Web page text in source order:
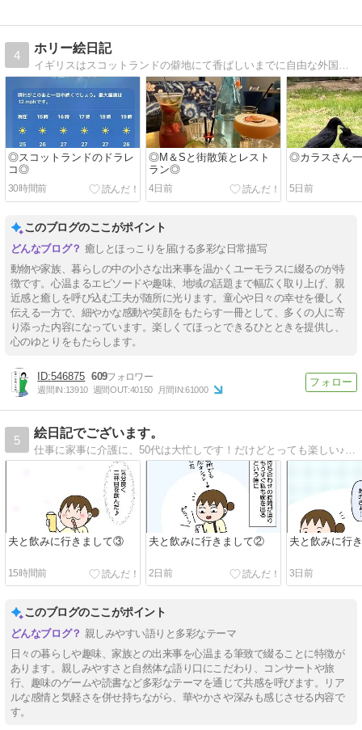
4
ホリー絵日記
◎スコットランドのドラレ
コ◎
30時間前
◎M＆Sと街散策とレスト
ラン◎
4日前
◎カラスさん
5日前
このブログのここがポイント
癒しとほっこりを届ける多彩な日常描写
動物や家族、暮らしの中の小さな出来事を温かくユーモラスに綴るのが特
徴です。心温まるエピソードや趣味、地域の話題まで幅広く取り上げ、親
近感と癒しを呼び込む工夫が随所に光ります。童心や日々の幸せを優しく
伝える一方で、細やかな感動や笑顔をもたらす一冊として、多くの人に寄
り添った内容になっています。楽しくてほっとできるひとときを提供し、
心のゆとりをもたらします。
546875 609
週間IN:13910 週間OUT:40150 月間IN:61000
5
絵日記でございます。
夫と飲みに行きまして③
15時間前
夫と飲みに行きまして②
2日前
夫と飲みに行
3日前
このブログのここがポイント
親しみやすい語りと多彩なテーマ
日々の暮らしや趣味、家族との出来事を心温まる筆致で綴ることに特徴が
あります。親しみやすさと自然体な語り口にこだわり、コンサートや旅
行、趣味のゲームや読書など多彩なテーマを通じて共感を呼びます。リア
ルな感情と気軽さを併せ持ちながら、華やかさや深みも感じさせる内容で
す。